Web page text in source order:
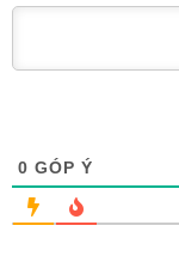
0 GÓP Ý